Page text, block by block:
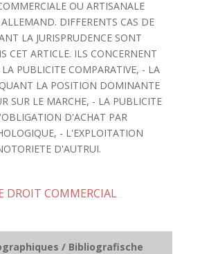
OU ARTISANALE
DIFFERENTS CAS DE
LA JURISPRUDENCE SONT
CET ARTICLE. ILS CONCERNENT
PUBLICITE COMPARATIVE, - LA
LA POSITION DOMINANTE
SUR LE MARCHE, - LA PUBLICITE
D'ACHAT PAR
- L'EXPLOITATION
D'AUTRUI.
DROIT COMMERCIAL
/ Bibliografische